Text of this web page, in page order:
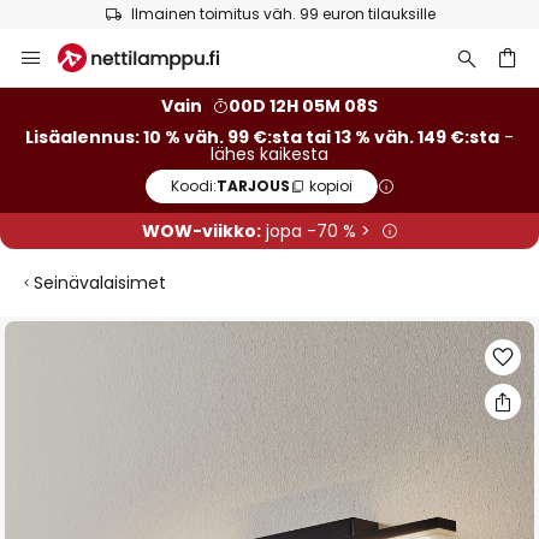
Ilmainen toimitus väh. 99 euron tilauksille
to
Vain
00D 12H 05M 08S
Lisäalennus: 10 % väh. 99 €:sta tai 13 % väh. 149 €:sta -
lähes kaikesta
Koodi:TARJOUS kopioi
WOW-viikko:jopa -70 % >
Seinävalaisimet
Skip